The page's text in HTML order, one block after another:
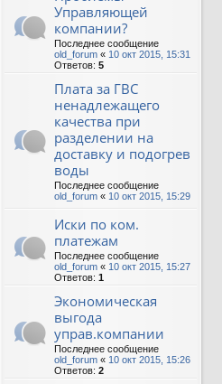
Управляющей
компании?
Последнее сообщение
old_forum « 10 окт 2015, 15:31
Ответов: 5
Плата за ГВС
ненадлежащего
качества при
разделении на
доставку и подогрев
воды
Последнее сообщение
old_forum « 10 окт 2015, 15:29
Иски по ком.
платежам
Последнее сообщение
old_forum « 10 окт 2015, 15:27
Ответов: 1
Экономическая
выгода
управ.компании
Последнее сообщение
old_forum « 10 окт 2015, 15:26
Ответов: 2